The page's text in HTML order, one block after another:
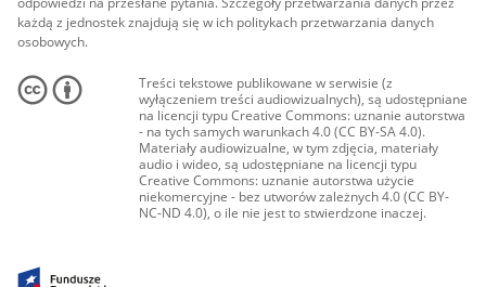
każdą z jednostek znajdują się w ich politykach przetwarzania danych
osobowych.
Treści tekstowe publikowane w serwisie (z
wyłączeniem treści audiowizualnych), są udostępniane
na licencji typu Creative Commons: uznanie autorstwa
- na tych samych warunkach 4.0 (CC BY-SA 4.0).
Materiały audiowizualne, w tym zdjęcia, materiały
audio i wideo, są udostępniane na licencji typu
Creative Commons: uznanie autorstwa użycie
niekomercyjne - bez utworów zależnych 4.0 (CC BY-
NC-ND 4.0), o ile nie jest to stwierdzone inaczej.